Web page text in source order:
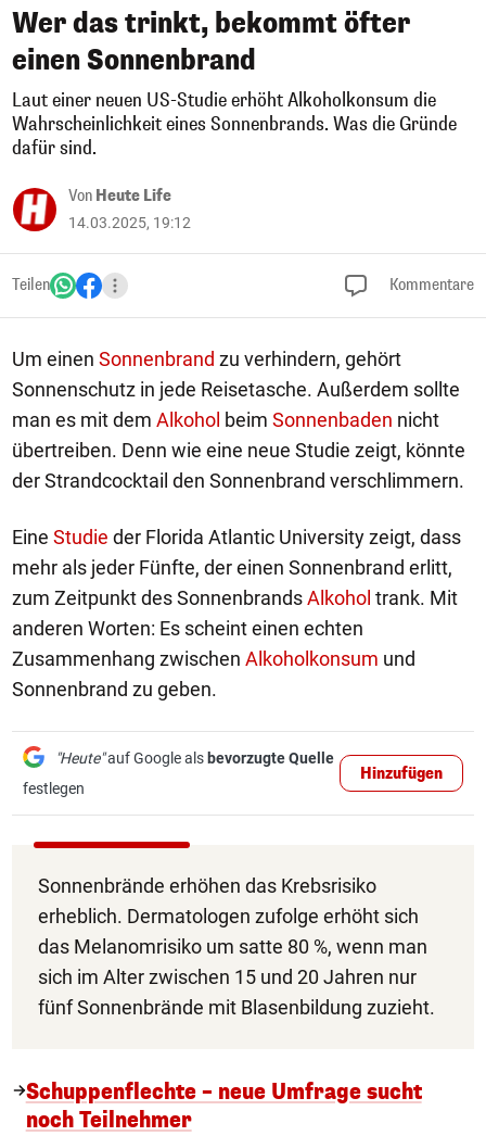
Wer das trinkt, bekommt öfter
einen Sonnenbrand
Laut einer neuen US-Studie erhöht Alkoholkonsum die
Wahrscheinlichkeit eines Sonnenbrands. Was die Gründe
dafür sind.
Von Heute Life
14.03.2025, 19:12
Teilen Kommentare
Um einen Sonnenbrand zu verhindern, gehört
Sonnenschutz in jede Reisetasche. Außerdem sollte
man es mit dem Alkohol beim Sonnenbaden nicht
übertreiben. Denn wie eine neue Studie zeigt, könnte
der Strandcocktail den Sonnenbrand verschlimmern.
Eine Studie der Florida Atlantic University zeigt, dass
mehr als jeder Fünfte, der einen Sonnenbrand erlitt,
zum Zeitpunkt des SonnenbrandsAlkohol trank. Mit
anderen Worten: Es scheint einen echten
Zusammenhang zwischen Alkoholkonsum und
Sonnenbrand zu geben.
"Heute"auf Google als bevorzugte Quelle
festlegen
Hinzufügen
Sonnenbrände erhöhen das Krebsrisiko
erheblich. Dermatologen zufolge erhöht sich
das Melanomrisiko um satte 80 %, wenn man
sich im Alter zwischen 15 und 20 Jahren nur
fünf Sonnenbrände mit Blasenbildung zuzieht.
Schuppenflechte – neue Umfrage sucht
noch Teilnehmer